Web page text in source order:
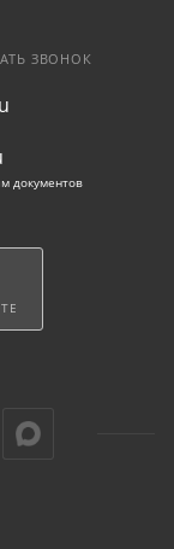
ЗВОНОК
документов